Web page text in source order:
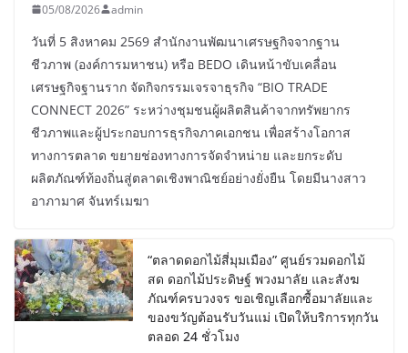
05/08/2026 admin
วันที่ 5 สิงหาคม 2569 สำนักงานพัฒนาเศรษฐกิจจากฐาน
ชีวภาพ (องค์การมหาชน) หรือ BEDO เดินหน้าขับเคลื่อน
เศรษฐกิจฐานราก จัดกิจกรรมเจรจาธุรกิจ “BIO TRADE
CONNECT 2026” ระหว่างชุมชนผู้ผลิตสินค้าจากทรัพยากร
ชีวภาพและผู้ประกอบการธุรกิจภาคเอกชน เพื่อสร้างโอกาส
ทางการตลาด ขยายช่องทางการจัดจำหน่าย และยกระดับ
ผลิตภัณฑ์ท้องถิ่นสู่ตลาดเชิงพาณิชย์อย่างยั่งยืน โดยมีนางสาว
อาภามาศ จันทร์เมฆา
“ตลาดดอกไม้สี่มุมเมือง” ศูนย์รวมดอกไม้
สด ดอกไม้ประดิษฐ์ พวงมาลัย และสังฆ
ภัณฑ์ครบวงจร ขอเชิญเลือกซื้อมาลัยและ
ของขวัญต้อนรับวันแม่ เปิดให้บริการทุกวัน
ตลอด 24 ชั่วโมง